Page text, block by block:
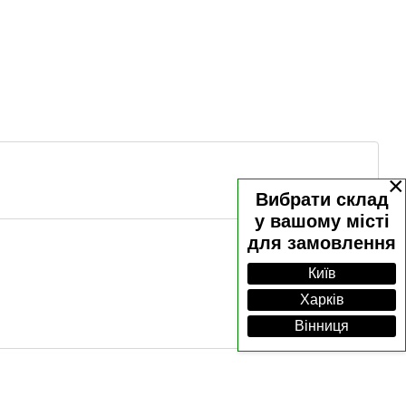
×
Вибрати склад
у вашому місті
для замовлення
Київ
Харків
Вінниця